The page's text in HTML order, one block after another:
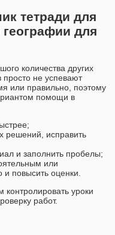
тетради для
географии для
количества других
не успевают
или правильно, поэтому
помощи в
решений, исправить
и заполнить пробелы;
или
повысить оценки.
контролировать уроки
работ.